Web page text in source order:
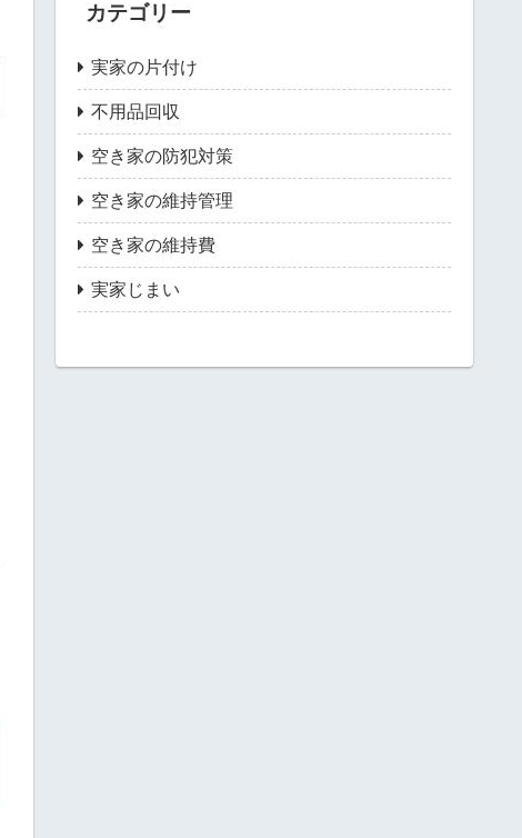
カテゴリー
実家の片付け
不用品回収
空き家の防犯対策
空き家の維持管理
空き家の維持費
実家じまい